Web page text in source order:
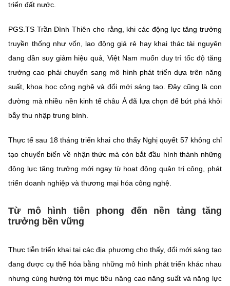
triển đất nước.
PGS.TS Trần Đình Thiên cho rằng, khi các động lực tăng trưởng
truyền thống như vốn, lao động giá rẻ hay khai thác tài nguyên
đang dần suy giảm hiệu quả, Việt Nam muốn duy trì tốc độ tăng
trưởng cao phải chuyển sang mô hình phát triển dựa trên năng
suất, khoa học công nghệ và đổi mới sáng tạo. Đây cũng là con
đường mà nhiều nền kinh tế châu Á đã lựa chọn để bứt phá khỏi
bẫy thu nhập trung bình.
Thực tế sau 18 tháng triển khai cho thấy Nghị quyết 57 không chỉ
tạo chuyển biến về nhận thức mà còn bắt đầu hình thành những
động lực tăng trưởng mới ngay từ hoạt động quản trị công, phát
triển doanh nghiệp và thương mại hóa công nghệ.
Từ mô hình tiên phong đến nền tảng tăng
trưởng bền vững
Thực tiễn triển khai tại các địa phương cho thấy, đổi mới sáng tạo
đang được cụ thể hóa bằng những mô hình phát triển khác nhau
nhưng cùng hướng tới mục tiêu nâng cao năng suất và năng lực